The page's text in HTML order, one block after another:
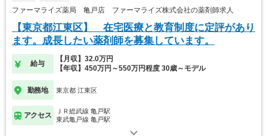
ファーマライズ薬局 亀戸店 ファーマライズ株式会社の薬剤師求人
【東京都江東区】 在宅医療と教育制度に定評があり
ます。成長したい薬剤師を募集しています。
給与
【月収】32.0万円
【年収】450万円～550万円程度 30歳～モデル
勤務地 東京都 江東区
アクセス
ＪＲ総武線 亀戸駅
東武亀戸線 亀戸駅